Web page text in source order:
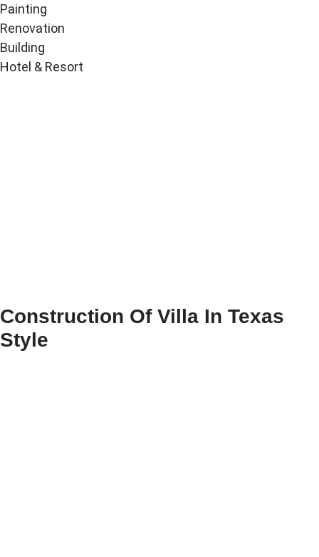
Painting
Renovation
Building
Hotel & Resort
Construction Of Villa In Texas
Style